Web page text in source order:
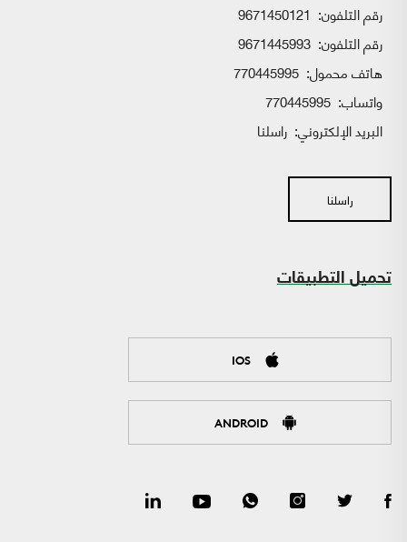
رقم التلفون: 9671450121
رقم التلفون: 9671445993
هاتف محمول: 770445995
واتساب:
البريد الإلكتروني: راسلنا
راسلنا
تحميل التطبيقات
IOS
ANDROID